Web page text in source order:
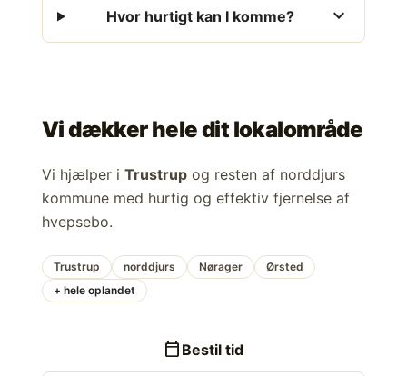
Hvor hurtigt kan I komme? expand_more
Vi dækker hele dit lokalområde
Vi hjælper i Trustrup og resten af norddjurs
kommune med hurtig og effektiv fjernelse af
hvepsebo.
Trustrup norddjurs Nørager
Ørsted
+ hele oplandet
calendar_today Bestil tid